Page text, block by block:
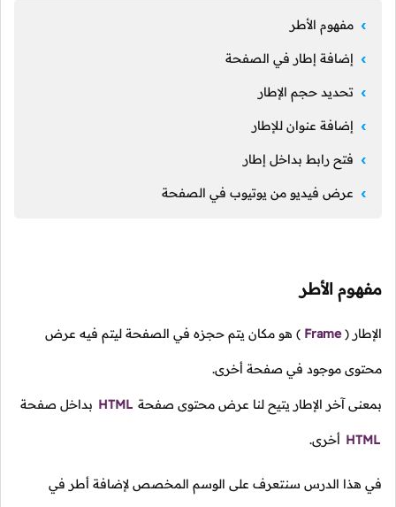
مفهوم الأطر
إضافة إطار في الصفحة
تحديد حجم الإطار
إضافة عنوان للإطار
فتح رابط بداخل إطار
عرض فيديو من يوتيوب في الصفحة
مفهوم الأطر
الإطار (
Frame
) هو مكان يتم حجزه في الصفحة ليتم فيه عرض
محتوى موجود في صفحة أخرى.
بمعنى آخر الإطار يتيح لنا عرض محتوى صفحة HTML بداخل صفحة
HTML أخرى.
في هذا الدرس سنتعرف على الوسم المخصص لإضافة أطر في